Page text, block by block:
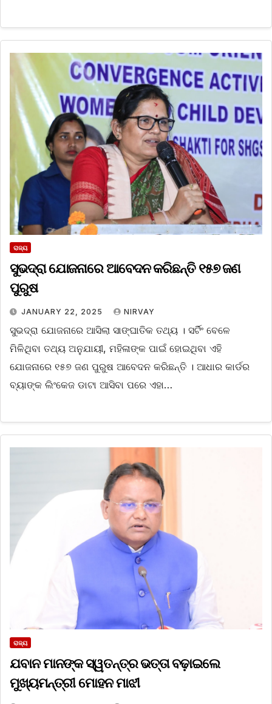
ରାଜ୍ୟ
ସୁଭଦ୍ରା ଯୋଜନାରେ ଆବେଦନ କରିଛନ୍ତି ୧୫୭ ଜଣ
ପୁରୁଷ
JANUARY 22, 2025 NIRVAY
ସୁଭଦ୍ରା ଯୋଜନାରେ ଆସିଲା ସାଙ୍ଘାତିକ ତଥ୍ୟ । ସର୍ଟିଂ ବେଳେ
ମିଳିଥିବା ତଥ୍ୟ ଅନୁଯାୟୀ, ମହିଳାଙ୍କ ପାଇଁ ହୋଇଥିବା ଏହି
ଯୋଜନାରେ ୧୫୭ ଜଣ ପୁରୁଷ ଆବେଦନ କରିଛନ୍ତି । ଆଧାର କାର୍ଡର
ବ୍ୟାଙ୍କ ଲିଂକେଜ ଡାଟା ଆସିବା ପରେ ଏହା…
ରାଜ୍ୟ
ଯବାନ ମାନଙ୍କ ସ୍ୱତନ୍ତ୍ର ଭତ୍ତା ବଢ଼ାଇଲେ
ମୁଖ୍ୟମନ୍ତ୍ରୀ ମୋହନ ମାଝୀ